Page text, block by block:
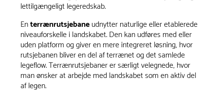
lettilgængeligt legeredskab.
Enterrænrutsjebaneudnytter naturlige eller etablerede
niveauforskelle i landskabet. Den kan udføres med eller
uden platform og giver en mere integreret løsning, hvor
rutsjebanen bliver en del af terrænet og det samlede
legeflow. Terrænrutsjebaner er særligt velegnede, hvor
man ønsker at arbejde med landskabet som en aktiv del
af legen.